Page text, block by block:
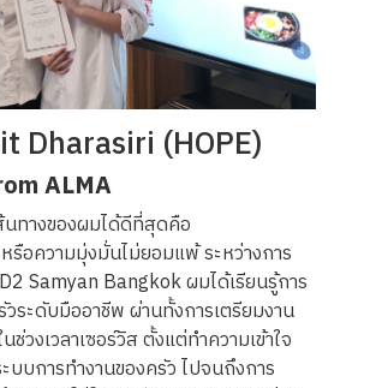
Dharasiri (HOPE)
ALMA
นทางของผมได้ดีที่สุดคือ
หรือความมุ่งมั่นไม่ยอมแพ้ ระหว่างการ
Samyan Bangkokผมได้เรียนรู้การ
วระดับมืออาชีพ ผ่านทั้งการเตรียมงาน
ช่วงเวลาเซอร์วิส ตั้งแต่ทำความเข้าใจ
บบการทำงานของครัว ไปจนถึงการ